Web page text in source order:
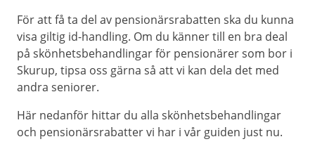
För att få ta del av pensionärsrabatten ska du kunna
visa giltig id-handling. Om du känner till en bra deal
på skönhetsbehandlingar för pensionärer som bor i
Skurup, tipsa oss gärna så att vi kan dela det med
andra seniorer.
Här nedanför hittar du alla skönhetsbehandlingar
och pensionärsrabatter vi har i vår guiden just nu.